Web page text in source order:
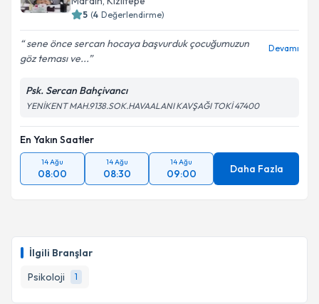
İlgili Branşlar
Psikoloji
1
5 (4 Değerlendirme)
sene önce sercan hocaya başvurduk çocuğumuzun
göz teması ve...
Devamı
Psk. Sercan Bahçivancı
YENİKENT MAH.9138.SOK.HAVAALANI KAVŞAĞI TOKİ 47400
En Yakın Saatler
14 Ağu
08:00
14 Ağu
08:30
14 Ağu
09:00 Daha Fazla